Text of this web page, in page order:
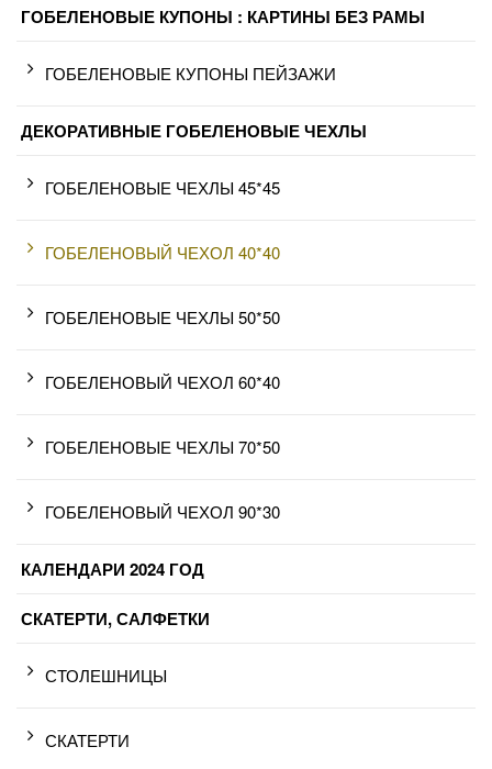
ГОБЕЛЕНОВЫЕ КУПОНЫ : КАРТИНЫ БЕЗ РАМЫ
ГОБЕЛЕНОВЫЕ КУПОНЫ ПЕЙЗАЖИ
ДЕКОРАТИВНЫЕ ГОБЕЛЕНОВЫЕ ЧЕХЛЫ
ГОБЕЛЕНОВЫЕ ЧЕХЛЫ 45*45
ГОБЕЛЕНОВЫЙ ЧЕХОЛ 40*40
ГОБЕЛЕНОВЫЕ ЧЕХЛЫ 50*50
ГОБЕЛЕНОВЫЙ ЧЕХОЛ 60*40
ГОБЕЛЕНОВЫЕ ЧЕХЛЫ 70*50
ГОБЕЛЕНОВЫЙ ЧЕХОЛ 90*30
КАЛЕНДАРИ 2024 ГОД
СКАТЕРТИ, САЛФЕТКИ
СТОЛЕШНИЦЫ
СКАТЕРТИ